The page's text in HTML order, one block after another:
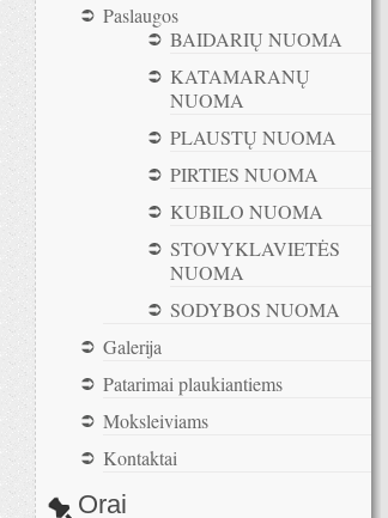
Paslaugos
BAIDARIŲ NUOMA
KATAMARANŲ
NUOMA
PLAUSTŲ NUOMA
PIRTIES NUOMA
KUBILO NUOMA
STOVYKLAVIETĖS
NUOMA
SODYBOS NUOMA
Galerija
Patarimai plaukiantiems
Moksleiviams
Kontaktai
Orai